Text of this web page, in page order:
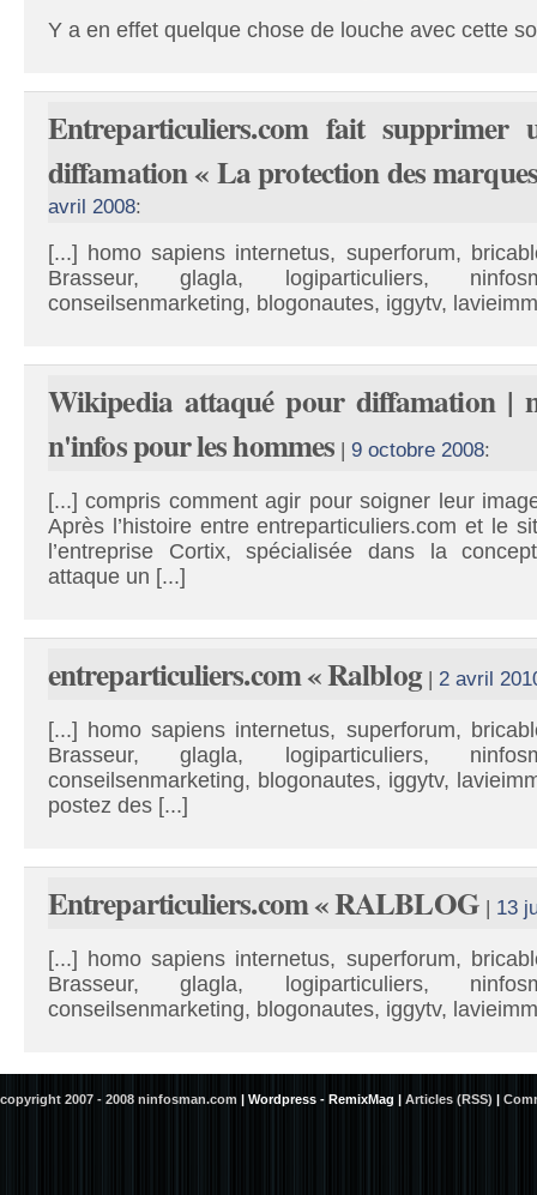
Y a en effet quelque chose de louche avec cette
Entreparticuliers.com fait
diffamation « La protection des
avril 2008:
[...] homo sapiens internetus, superforum,
Brasseur, glagla, logiparticuliers,
conseilsenmarketing, blogonautes, iggytv,
Wikipedia attaqué pour diffamation |
n'infos pour les hommes |9 octobre 2008:
[...] compris comment agir pour soigner leur
Après l’histoire entre entreparticuliers.com et le
l’entreprise Cortix, spécialisée dans la
attaque un [...]
entreparticuliers.com « Ralblog| 2 avril
[...] homo sapiens internetus, superforum,
Brasseur, glagla, logiparticuliers,
conseilsenmarketing, blogonautes, iggytv,
postez des [...]
Entreparticuliers.com « RALBLOG| 13
[...] homo sapiens internetus, superforum,
Brasseur, glagla, logiparticuliers,
conseilsenmarketing, blogonautes, iggytv,
copyright 2007 - 2008 ninfosman.com | Wordpress - RemixMag | Articles (RSS) |